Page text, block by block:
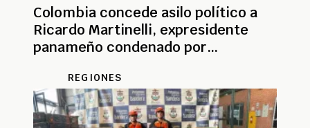
Colombia concede asilo político a
Ricardo Martinelli, expresidente
panameño condenado por
REGIONES